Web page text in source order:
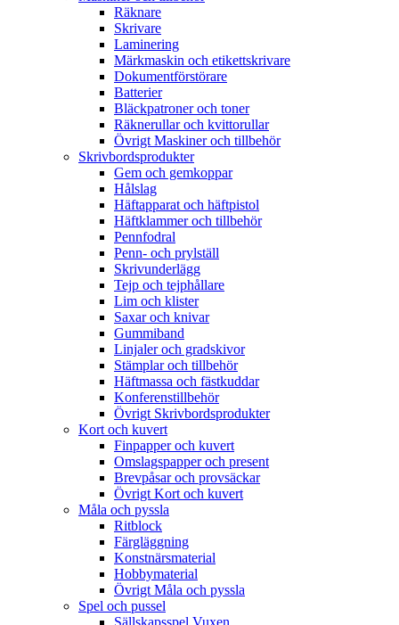
Räknare
Skrivare
Laminering
Märkmaskin och etikettskrivare
Dokumentförstörare
Batterier
Bläckpatroner och toner
Räknerullar och kvittorullar
Övrigt Maskiner och tillbehör
Skrivbordsprodukter
Gem och gemkoppar
Hålslag
Häftapparat och häftpistol
Häftklammer och tillbehör
Pennfodral
Penn- och prylställ
Skrivunderlägg
Tejp och tejphållare
Lim och klister
Saxar och knivar
Gummiband
Linjaler och gradskivor
Stämplar och tillbehör
Häftmassa och fästkuddar
Konferenstillbehör
Övrigt Skrivbordsprodukter
Kort och kuvert
Finpapper och kuvert
Omslagspapper och present
Brevpåsar och provsäckar
Övrigt Kort och kuvert
Måla och pyssla
Ritblock
Färgläggning
Konstnärsmaterial
Hobbymaterial
Övrigt Måla och pyssla
Spel och pussel
Sällskapsspel Vuxen